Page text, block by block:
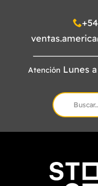
Atención Lunes
Search
for: